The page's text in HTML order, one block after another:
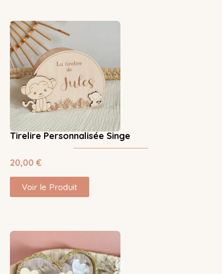
Tirelire Personnalisée Singe
20,00 €
Voir le Produit